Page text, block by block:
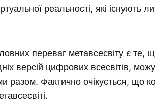
реальності, які існують
переваг метавсесвіту є те,
версій цифрових всесвітів,
разом. Фактично очікується, що